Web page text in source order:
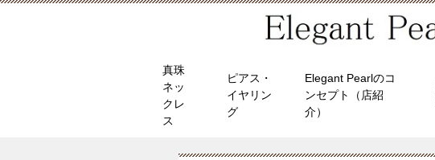
真珠
ネッ
クレ
ス
ピアス・
イヤリン
グ
Elegant Pearlのコ
ンセプト（店紹
介）